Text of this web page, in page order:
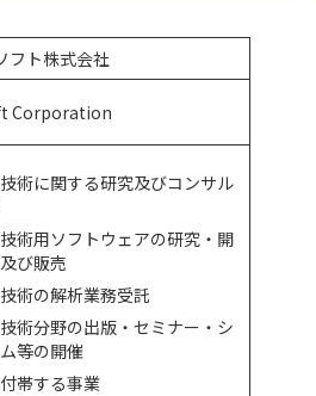
社の特長
ム（ISO9001:2015）
日本機械学会 公認CAE技能講習会
ニー」および「東京都スポーツ推
フト株式会社
Corporation
術に関する研究及びコンサル
術用ソフトウェアの研究・開
び販売
術の解析業務受託
術分野の出版・セミナー・シ
等の開催
帯する事業